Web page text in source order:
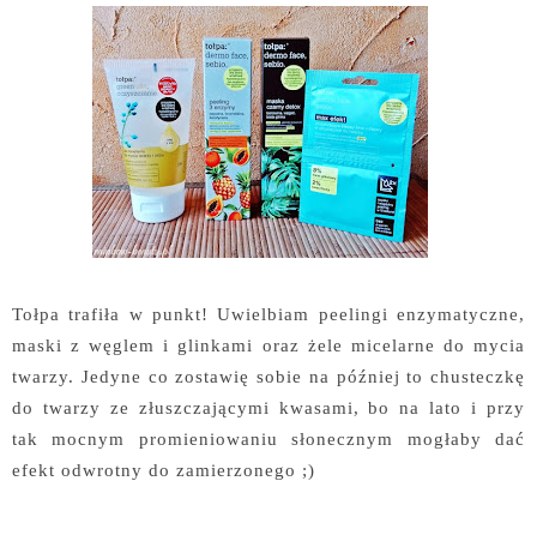
Tołpa trafiła w punkt! Uwielbiam peelingi enzymatyczne,
maski z węglem i glinkami oraz żele micelarne do mycia
twarzy. Jedyne co zostawię sobie na później to chusteczkę
do twarzy ze złuszczającymi kwasami, bo na lato i przy
tak mocnym promieniowaniu słonecznym mogłaby dać
efekt odwrotny do zamierzonego ;)